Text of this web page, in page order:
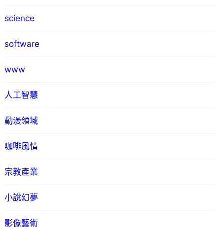
science
software
www
人工智慧
動漫領域
咖啡風情
宗教產業
小說幻夢
影像藝術